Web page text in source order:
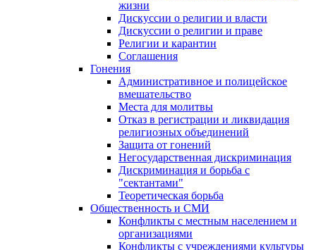
жизни
Дискуссии о религии и власти
Дискуссии о религии и праве
Религии и карантин
Соглашения
Гонения
Административное и полицейское
вмешательство
Места для молитвы
Отказ в регистрации и ликвидация
религиозных объединений
Защита от гонений
Негосударственная дискриминация
Дискриминация и борьба с
"сектантами"
Теоретическая борьба
Общественность и СМИ
Конфликты с местным населением и
организациями
Конфликты с учреждениями культуры